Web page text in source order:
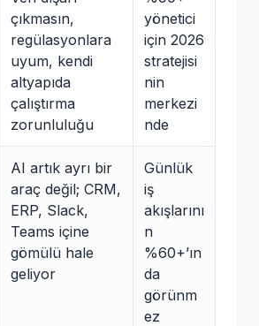
çıkmasın,
regülasyonlara
uyum, kendi
altyapıda
çalıştırma
zorunluluğu
yönetici
için 2026
stratejisi
nin
merkezi
nde
AI artık ayrı bir
araç değil; CRM,
ERP, Slack,
Teams içine
gömülü hale
geliyor
Günlük
iş
akışlarını
n
%60+’ın
da
görünm
ez